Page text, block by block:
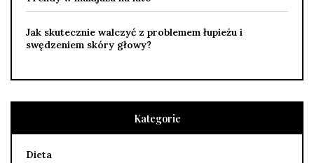
Jak skutecznie walczyć z problemem łupieżu i
swędzeniem skóry głowy?
Kategorie
Dieta